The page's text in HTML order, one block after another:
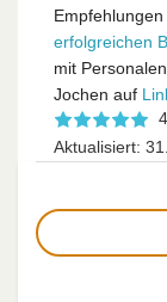
erfolgreichen
mit
Jochen auf
Aktualisiert: